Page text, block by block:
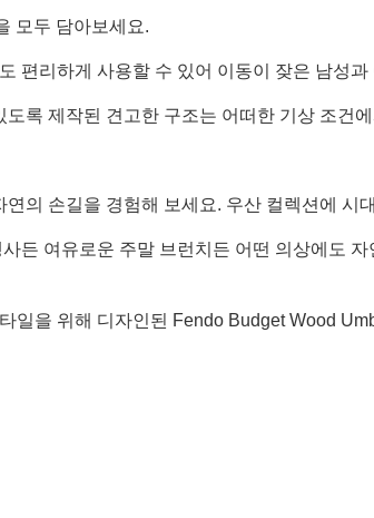
모두 담아보세요.
편리하게 사용할 수 있어 이동이 잦은 남성
록 제작된 견고한 구조는 어떠한 기상 조건
의 손길을 경험해 보세요. 우산 컬렉션에 시
든 여유로운 주말 브런치든 어떤 의상에도
일을 위해 디자인된 Fendo Budget Wood